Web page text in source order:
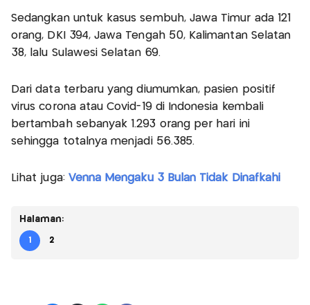
Sedangkan untuk kasus sembuh, Jawa Timur ada 121
orang, DKI 394, Jawa Tengah 50, Kalimantan Selatan
38, lalu Sulawesi Selatan 69.
Dari data terbaru yang diumumkan, pasien positif
virus corona atau Covid-19 di Indonesia kembali
bertambah sebanyak 1.293 orang per hari ini
sehingga totalnya menjadi 56.385.
Lihat juga: Venna Mengaku 3 Bulan Tidak Dinafkahi
Halaman:
1 2